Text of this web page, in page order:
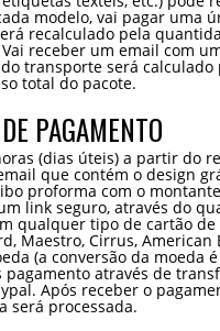
modelo, vai pagar uma
recalculado pela
receber um email com
transporte será calculado
total do pacote.
PAGAMENTO
(dias úteis) a partir do
que contém o design
proforma com o
link seguro, através do
qualquer tipo de cartão
Maestro, Cirrus, American
(a conversão da moeda
pagamento através de
Após receber o
será processada.